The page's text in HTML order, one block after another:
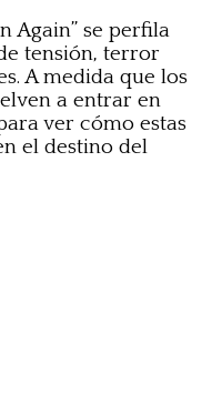
Again” se perfila
tensión, terror
A medida que los
a entrar en
ver cómo estas
el destino del